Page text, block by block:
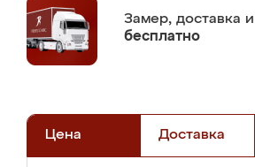
Замер, доставка
бесплатно
Цена Доставка